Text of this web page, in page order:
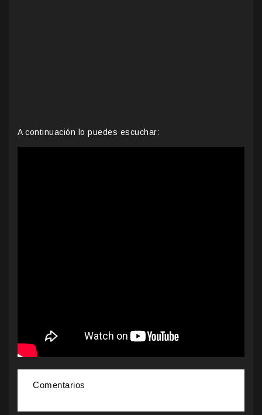
A continuación lo puedes escuchar:
Comentarios